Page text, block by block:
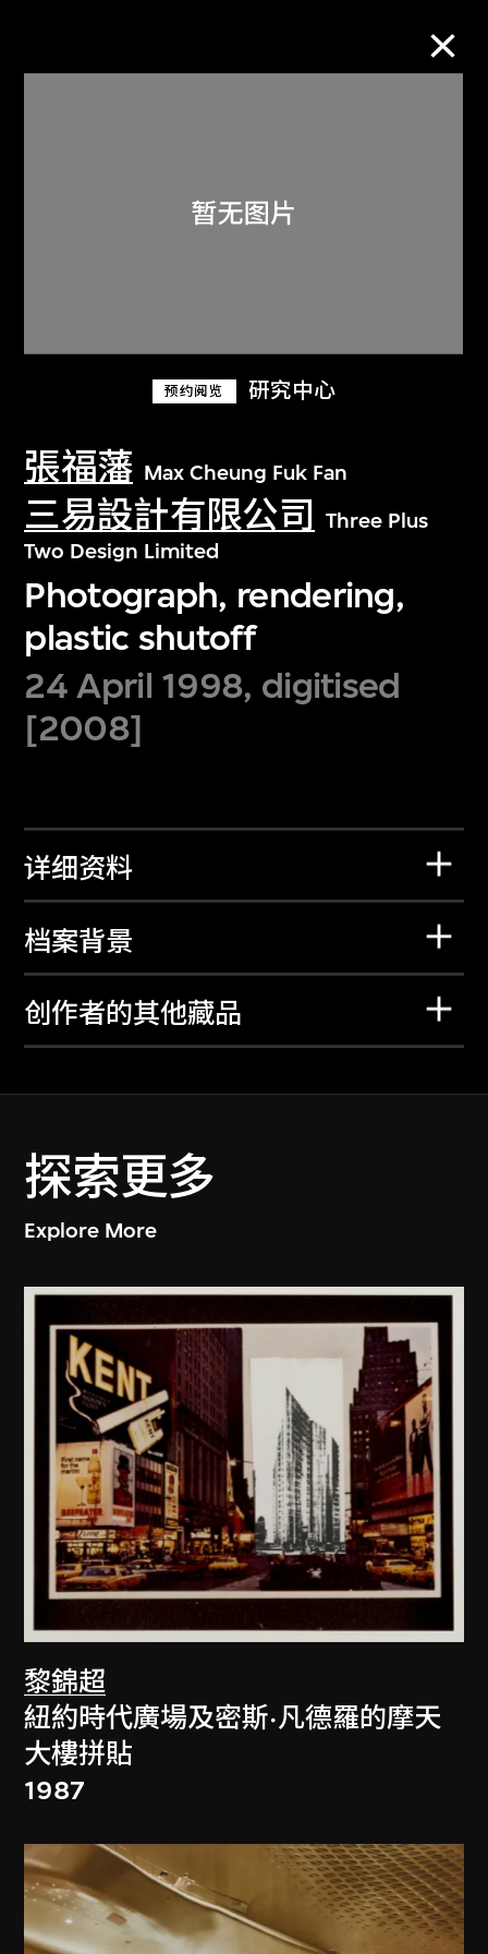
预约阅览 研究中心
張福藩 Max Cheung Fuk Fan
三易設計有限公司
Three Plus
Two Design Limited
Photograph, rendering,
plastic shutoff
24 April 1998, digitised
[2008]
详细资料
档案背景
创作者的其他藏品
探索更多
Explore More
黎錦超
紐約時代廣場及密斯·凡德羅的摩天
大樓拼貼
1987
关于M+藏品
探索世界顶级的二十及二十一世纪视觉
文化藏品。